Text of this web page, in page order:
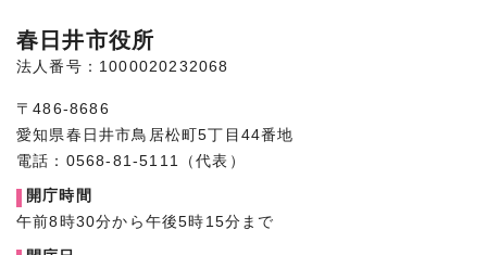
春日井市役所
法人番号：1000020232068
〒486-8686
愛知県春日井市鳥居松町5丁目44番地
電話：0568-81-5111（代表）
開庁時間
午前8時30分から午後5時15分まで